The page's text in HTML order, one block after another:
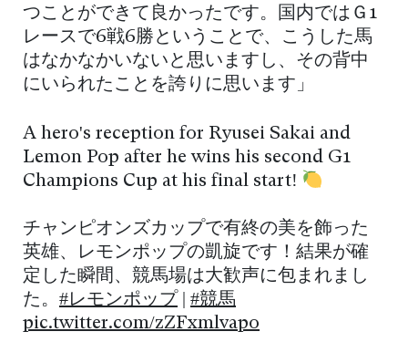
つことができて良かったです。国内ではＧ1
レースで6戦6勝ということで、こうした馬
はなかなかいないと思いますし、その背中
にいられたことを誇りに思います」
A hero's reception for Ryusei Sakai and
Lemon Pop after he wins his second G1
Champions Cup at his final start!
チャンピオンズカップで有終の美を飾った
英雄、レモンポップの凱旋です！結果が確
定した瞬間、競馬場は大歓声に包まれまし
た。 #レモンポップ
#競馬
pic.twitter.com/zZFxmlvapo